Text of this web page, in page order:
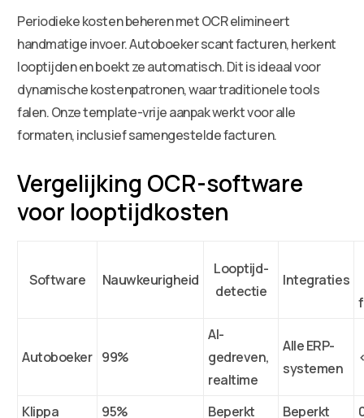
Periodieke kosten beheren met OCR elimineert
handmatige invoer. Autoboeker scant facturen, herkent
looptijden en boekt ze automatisch. Dit is ideaal voor
dynamische kostenpatronen, waar traditionele tools
falen. Onze template-vrije aanpak werkt voor alle
formaten, inclusief samengestelde facturen.
Vergelijking OCR-software
voor looptijdkosten
Software Nauwkeurigheid
Looptijd-
detectie
Integraties
Autoboeker 99%
AI-
gedreven,
realtime
Alle ERP-
systemen
Klippa 95% Beperkt Beperkt